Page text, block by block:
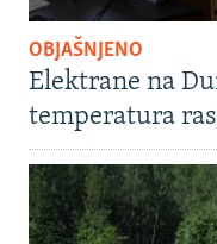
OBJAŠNJENO
Elektrane na
temperatura